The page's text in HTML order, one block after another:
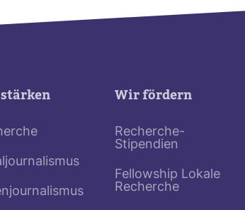
Wir fördern
Recherche-
Stipendien
Fellowship Lokale
Recherche